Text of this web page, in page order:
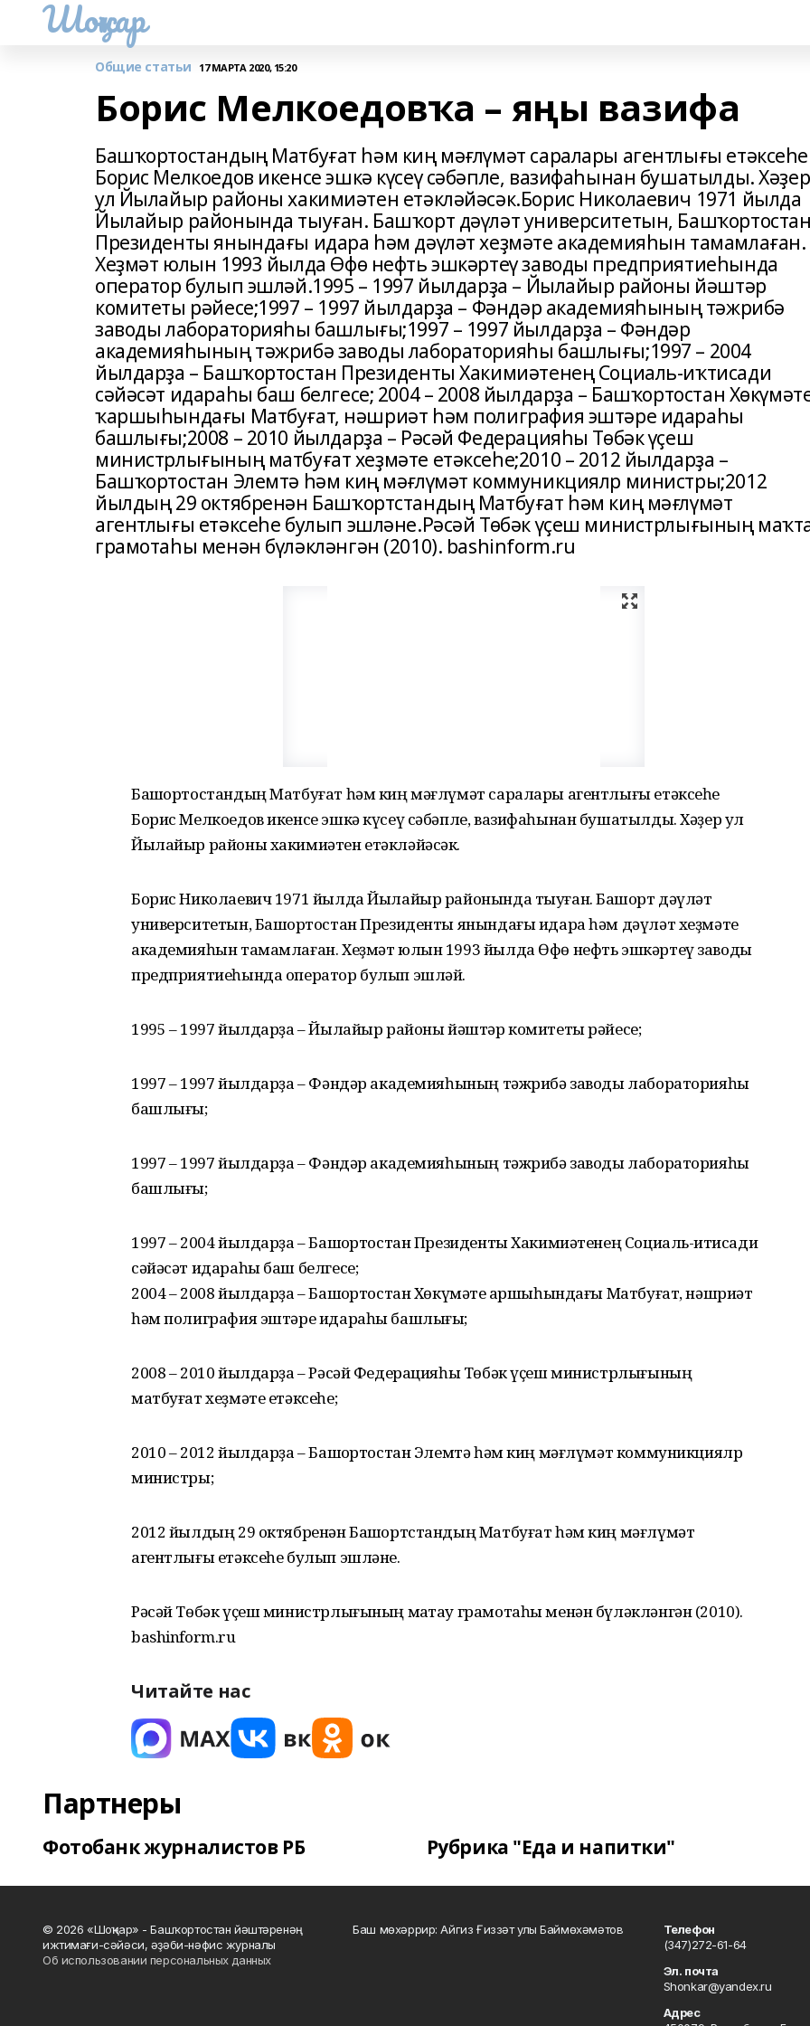
Шоңҡар
Общие статьи 17 МАРТА 2020, 15:20
Борис Мелкоедовҡа – яңы вазифа
Башҡортостандың Матбуғат һәм киң мәғлүмәт саралары агентлығы етәксеһе
Борис Мелкоедов икенсе эшкә күсеү сәбәпле, вазифаһынан бушатылды. Хәҙер
ул Йылайыр районы хакимиәтен етәкләйәсәк.Борис Николаевич 1971 йылда
Йылайыр районында тыуған. Башҡорт дәүләт университетын,
Президенты янындағы идара һәм дәүләт хеҙмәте академияһын тамамлаған.
Хеҙмәт юлын 1993 йылда Өфө нефть эшкәртеү заводы предприятиеһында
оператор булып эшләй.1995 ­– 1997 йылдарҙа – Йылайыр районы йәштәр
комитеты рәйесе;1997 – 1997 йылдарҙа – Фәндәр академияһының тәжрибә
заводы лабораторияһы башлығы;1997 – 1997 йылдарҙа – Фәндәр
академияһының тәжрибә заводы лабораторияһы башлығы;1997 – 2004
йылдарҙа – Башҡортостан Президенты Хакимиәтенең Социаль-иҡтисади
сәйәсәт идараһы баш белгесе; 2004 – 2008 йылдарҙа – Башҡортостан
ҡаршыһындағы Матбуғат, нәшриәт һәм полиграфия эштәре идараһы
башлығы;2008 – 2010 йылдарҙа – Рәсәй Федерацияһы Төбәк үҫеш
министрлығының матбуғат хеҙмәте етәксеһе;2010 – 2012 йылдарҙа –
Башҡортостан Элемтә һәм киң мәғлүмәт коммуникциялр министры;2012
йылдың 29 октябренән Башҡортстандың Матбуғат һәм киң мәғлүмәт
агентлығы етәксеһе булып эшләне.Рәсәй Төбәк үҫеш министрлығының
грамотаһы менән бүләкләнгән (2010). bashinform.ru
Башҡортостандың Матбуғат һәм киң мәғлүмәт саралары агентлығы етәксеһе
Борис Мелкоедов икенсе эшкә күсеү сәбәпле, вазифаһынан бушатылды. Хәҙер ул
Йылайыр районы хакимиәтен етәкләйәсәк.
Борис Николаевич 1971 йылда Йылайыр районында тыуған. Башҡорт дәүләт
университетын, Башҡортостан Президенты янындағы идара һәм дәүләт хеҙмәте
академияһын тамамлаған. Хеҙмәт юлын 1993 йылда Өфө нефть эшкәртеү заводы
предприятиеһында оператор булып эшләй.
1995 ­– 1997 йылдарҙа – Йылайыр районы йәштәр комитеты рәйесе;
1997 – 1997 йылдарҙа – Фәндәр академияһының тәжрибә заводы лабораторияһы
башлығы;
1997 – 1997 йылдарҙа – Фәндәр академияһының тәжрибә заводы лабораторияһы
башлығы;
1997 – 2004 йылдарҙа – Башҡортостан Президенты Хакимиәтенең Социаль-иҡтисади
сәйәсәт идараһы баш белгесе;
2004 – 2008 йылдарҙа – Башҡортостан Хөкүмәте ҡаршыһындағы Матбуғат, нәшриәт
һәм полиграфия эштәре идараһы башлығы;
2008 – 2010 йылдарҙа – Рәсәй Федерацияһы Төбәк үҫеш министрлығының
матбуғат хеҙмәте етәксеһе;
2010 – 2012 йылдарҙа – Башҡортостан Элемтә һәм киң мәғлүмәт коммуникциялр
министры;
2012 йылдың 29 октябренән Башҡортстандың Матбуғат һәм киң мәғлүмәт
агентлығы етәксеһе булып эшләне.
Рәсәй Төбәк үҫеш министрлығының маҡтау грамотаһы менән бүләкләнгән (2010).
bashinform.ru
Читайте нас
Партнеры
Фотобанк журналистов РБ Рубрика "Еда и напитки"
© 2026 «Шоңҡар» - Башҡортостан йәштәренәң
ижтимағи-сәйәси, әҙәби-нәфис журналы
Об использовании персональных данных
Баш мөхәррир: Айгиз Ғиззәт улы Баймөхәмәтов
Телефон
(347)272-61-64
Эл. почта
Shonkar@yandex.ru
Адрес